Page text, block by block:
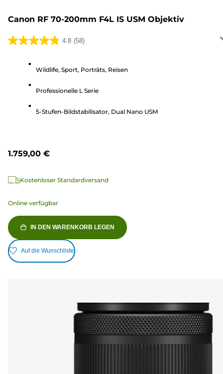
Canon RF 70-200mm F4L IS USM Objektiv
4.8 (58)
4.8
Sternen.
Bewertungen
Wildlife, Sport, Porträts, Reisen
Professionelle L Serie
5-Stufen-Bildstabilisator, Dual Nano USM
1.759,00 €
Kostenloser Standardversand
Online verfügbar
IN DEN WARENKORB LEGEN
Auf die Wunschliste